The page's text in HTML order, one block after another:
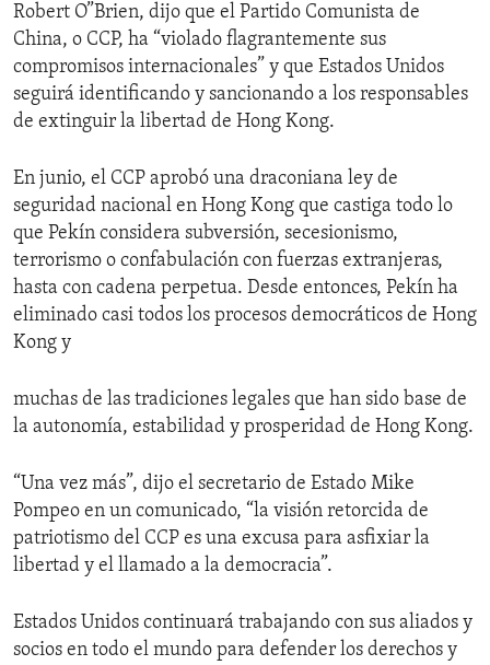
Robert O”Brien, dijo que el Partido Comunista de
China, o CCP, ha “violado flagrantemente sus
compromisos internacionales” y que Estados Unidos
seguirá identificando y sancionando a los responsables
de extinguir la libertad de Hong Kong.
En junio, el CCP aprobó una draconiana ley de
seguridad nacional en Hong Kong que castiga todo lo
que Pekín considera subversión, secesionismo,
terrorismo o confabulación con fuerzas extranjeras,
hasta con cadena perpetua. Desde entonces, Pekín ha
eliminado casi todos los procesos democráticos de Hong
Kong y
muchas de las tradiciones legales que han sido base de
la autonomía, estabilidad y prosperidad de Hong Kong.
“Una vez más”, dijo el secretario de Estado Mike
Pompeo en un comunicado, “la visión retorcida de
patriotismo del CCP es una excusa para asfixiar la
libertad y el llamado a la democracia”.
Estados Unidos continuará trabajando con sus aliados y
socios en todo el mundo para defender los derechos y